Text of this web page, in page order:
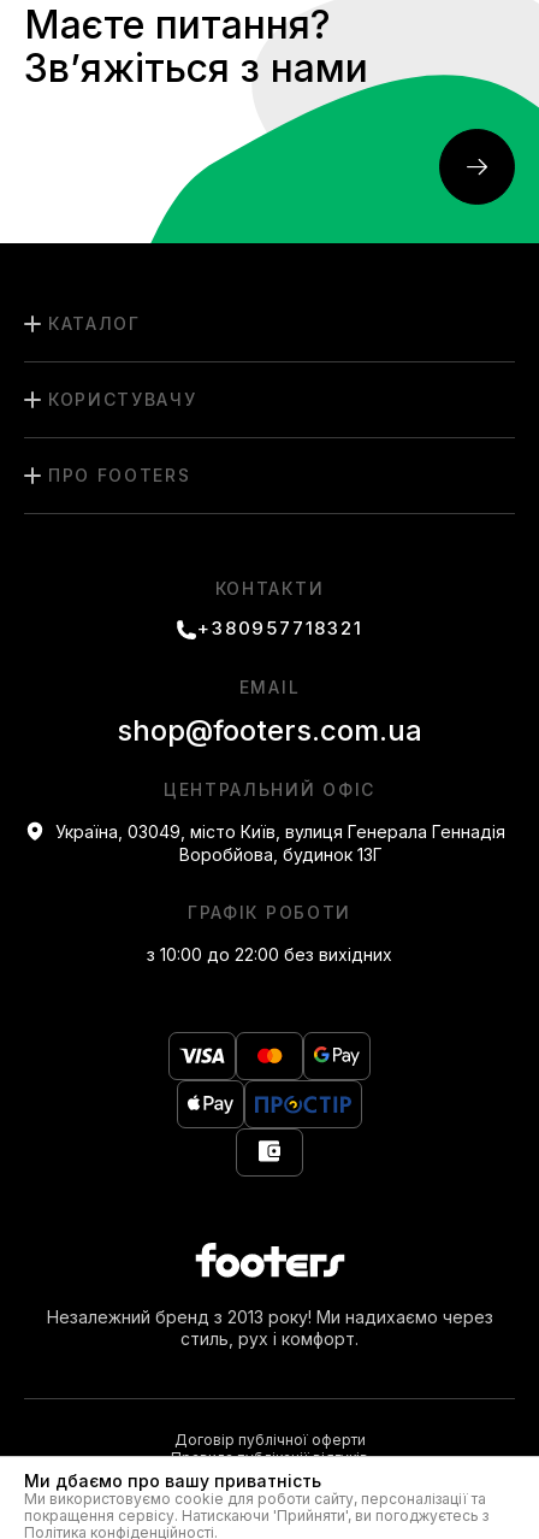
Маєте питання?
Звʼяжіться з нами
Незалежний бренд з 2013 року! Ми надихаємо через
стиль, рух і комфорт.
КАТАЛОГ
КОРИСТУВАЧУ
ПРО FOOTERS
КОНТАКТИ
+380957718321
ЦЕНТРАЛЬНИЙ ОФІС
Україна, 03049, місто Київ, вулиця Генерала Геннадія
Воробйова, будинок 13Г
ГРАФІК РОБОТИ
з 10:00 до 22:00 без вихідних
EMAIL
shop@footers.com.ua
© 2026. Footers®
Договір публічної оферти
Правила публікації відгуків
Ми дбаємо про вашу приватність
Ми використовуємо cookie для роботи сайту, персоналізації та
покращення сервісу. Натискаючи 'Прийняти', ви погоджуєтесь з
Політика конфіденційності.